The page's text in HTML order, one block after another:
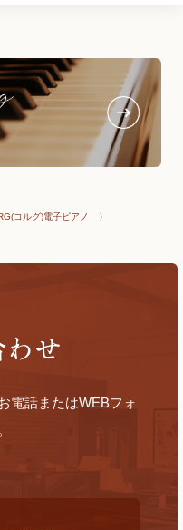
コルグ)電子ピアノ
せ
電話またはWEBフォ